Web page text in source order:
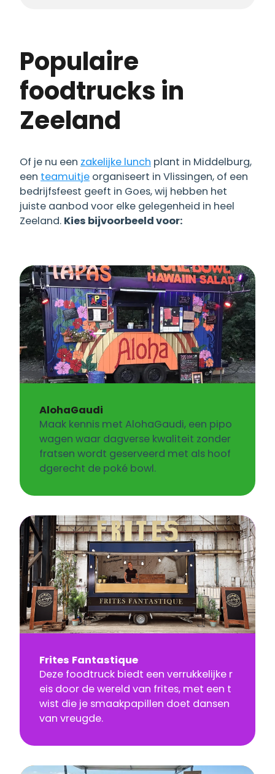
Populaire
foodtrucks in
Zeeland
Of je nu een zakelijke lunch plant in Middelburg,
een teamuitje organiseert in Vlissingen, of een
bedrijfsfeest geeft in Goes, wij hebben het
juiste aanbod voor elke gelegenheid in heel
Zeeland. Kies bijvoorbeeld voor:
AlohaGaudi
Maak kennis met AlohaGaudi, een pipo
wagen waar dagverse kwaliteit zonder
fratsen wordt geserveerd met als hoof
dgerecht de poké bowl.
Frites Fantastique
Deze foodtruck biedt een verrukkelijke r
eis door de wereld van frites, met een t
wist die je smaakpapillen doet dansen
van vreugde.